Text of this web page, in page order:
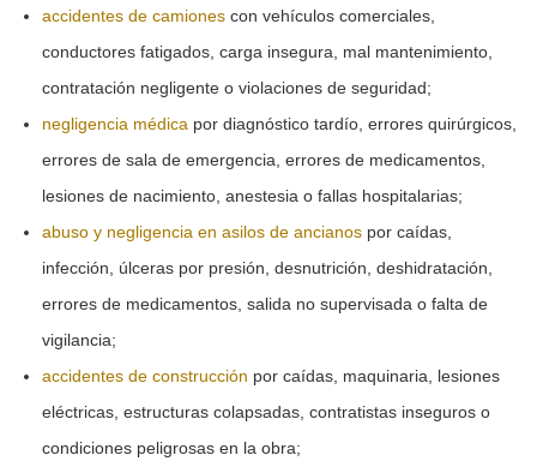
accidentes de camiones con vehículos comerciales,
conductores fatigados, carga insegura, mal mantenimiento,
contratación negligente o violaciones de seguridad;
negligencia médica por diagnóstico tardío, errores quirúrgicos,
errores de sala de emergencia, errores de medicamentos,
lesiones de nacimiento, anestesia o fallas hospitalarias;
abuso y negligencia en asilos de ancianos por caídas,
infección, úlceras por presión, desnutrición, deshidratación,
errores de medicamentos, salida no supervisada o falta de
vigilancia;
accidentes de construcción por caídas, maquinaria, lesiones
eléctricas, estructuras colapsadas, contratistas inseguros o
condiciones peligrosas en la obra;